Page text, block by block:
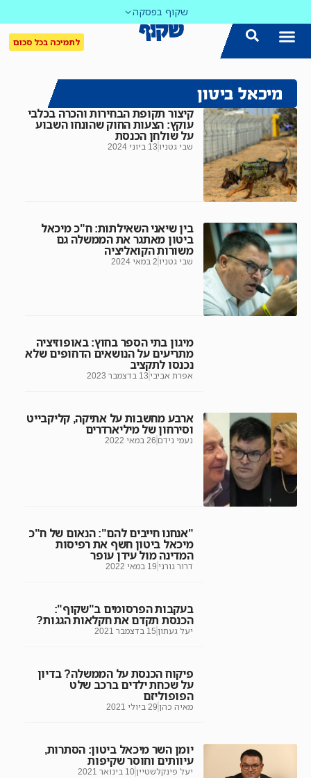
שקוף בפסקה
לתמיכה בכל סכום
מיכאל ביטון
קיצור תקופת הבחירות והכרה בכלבי
עוקץ: הצעות החוק שהונחו השבוע
על שולחן הכנסת
שבי גטניו 13 ביוני 2024
בין שיאני השאילתות: ח"כ מיכאל
ביטון מאתגר את הממשלה גם
משורות הקואליציה
שבי גטניו 2 במאי 2024
מיגון בתי הספר בחוץ: באופוזיציה
מתריעים על הנושאים הדחופים שלא
נכנסו לתקציב
אפרת אביבי 13 בדצמבר 2023
ארבע מחשבות על אתיקה, קליקבייט
וסירחון של מיליארדרים
נעמי נידם26 במאי 2022
"אנחנו חייבים להם": הנאום של ח"כ
מיכאל ביטון חשף את רפיסות
המדינה מול עידן עופר
דרור גורני 19 במאי 2022
בעקבות הפרסומים ב"שקוף":
הכנסת תקדם את חקלאות הגגות?
יעל געתון 15 בדצמבר 2021
פיקוח הכנסת על הממשלה? בדיון
על שכחת ילדים ברכב שלט
הפופוליזם
מאיה כהן 29 ביולי 2021
יומן השר מיכאל ביטון: הסתרות,
עיוותים וחוסר שקיפות
יעל פינקלשטיין10 בינואר 2021